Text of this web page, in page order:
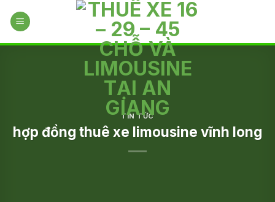
TIN TỨC
hợp đồng thuê xe limousine vĩnh long